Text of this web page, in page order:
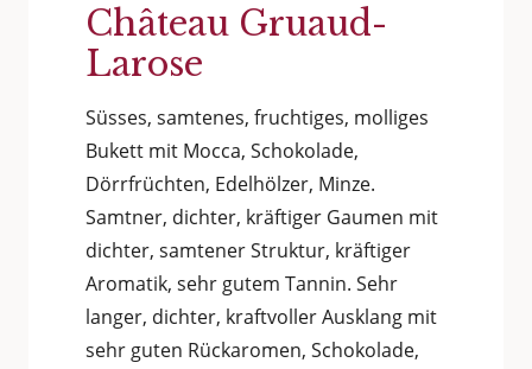
Château Gruaud-
Larose
Süsses, samtenes, fruchtiges, molliges
Bukett mit Mocca, Schokolade,
Dörrfrüchten, Edelhölzer, Minze.
Samtner, dichter, kräftiger Gaumen mit
dichter, samtener Struktur, kräftiger
Aromatik, sehr gutem Tannin. Sehr
langer, dichter, kraftvoller Ausklang mit
sehr guten Rückaromen, Schokolade,